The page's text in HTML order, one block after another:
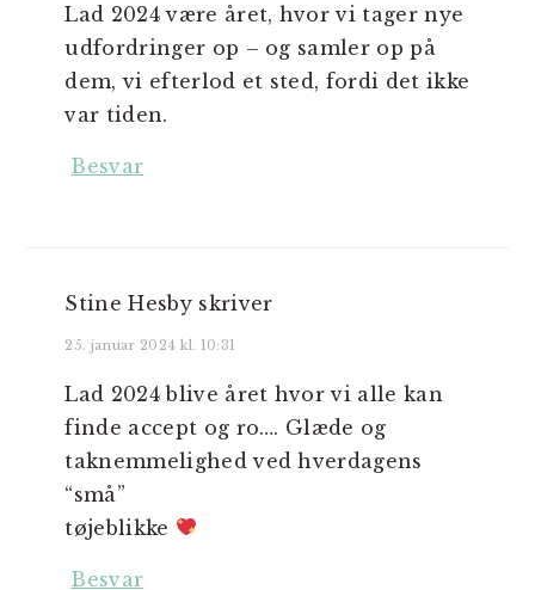
Lad 2024 være året, hvor vi tager nye
udfordringer op – og samler op på
dem, vi efterlod et sted, fordi det ikke
var tiden.
Besvar
Stine Hesby skriver
25. januar 2024 kl. 10:31
Lad 2024 blive året hvor vi alle kan
finde accept og ro…. Glæde og
taknemmelighed ved hverdagens
“små”
tøjeblikke
Besvar